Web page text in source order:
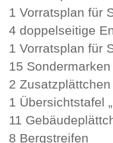
1 Vorratsplan für
4 doppelseitige
1 Vorratsplan für
15 Sondermarken
2
1 Übersichtstafel
11
8 Bergstreifen